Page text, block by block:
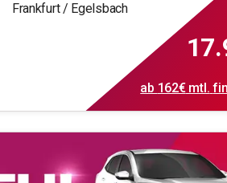
Frankfurt / Egelsbach
ab 162€mtl.